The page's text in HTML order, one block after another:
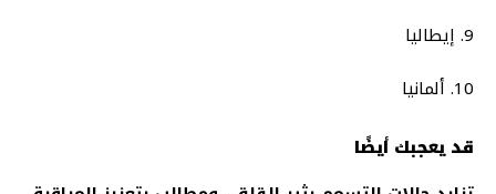
9. إيطاليا
10. ألمانيا
قد يعجبك أيضًا